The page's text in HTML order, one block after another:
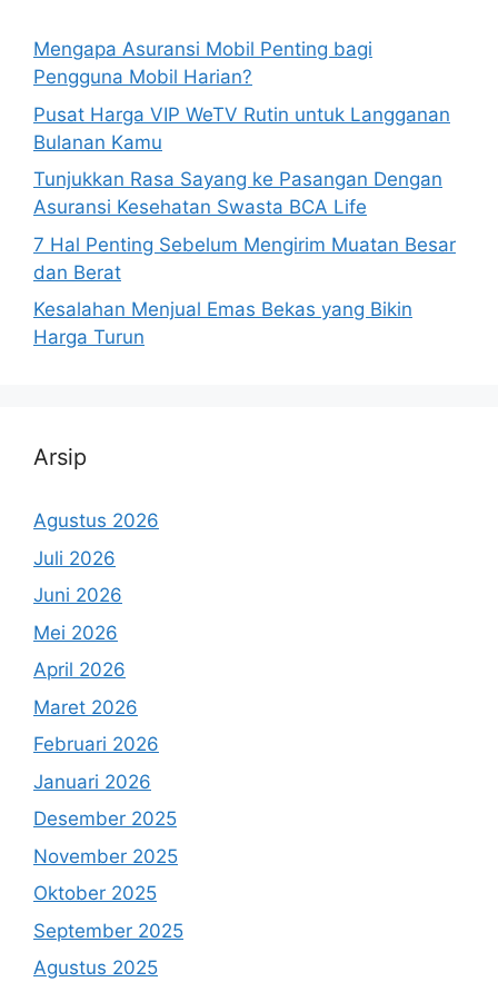
Mengapa Asuransi Mobil Penting bagi
Pengguna Mobil Harian?
Pusat Harga VIP WeTV Rutin untuk Langganan
Bulanan Kamu
Tunjukkan Rasa Sayang ke Pasangan Dengan
Asuransi Kesehatan Swasta BCA Life
7 Hal Penting Sebelum Mengirim Muatan Besar
dan Berat
Kesalahan Menjual Emas Bekas yang Bikin
Harga Turun
Arsip
Agustus 2026
Juli 2026
Juni 2026
Mei 2026
April 2026
Maret 2026
Februari 2026
Januari 2026
Desember 2025
November 2025
Oktober 2025
September 2025
Agustus 2025